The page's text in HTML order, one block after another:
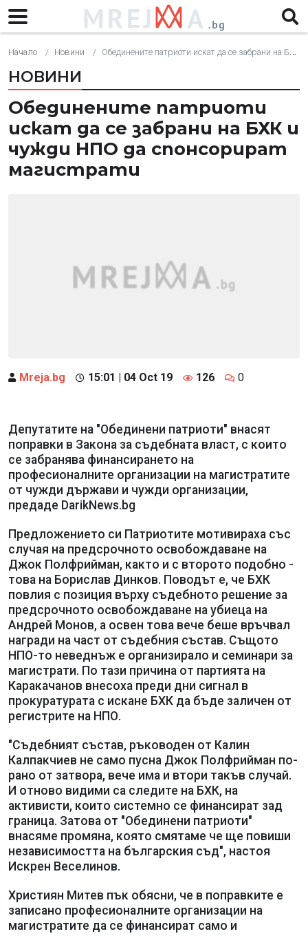
Начало Новини Обединените патриоти искат да се забрани на БХК и чужди НПО да спонсорират магистрати
НОВИНИ
Обединените патриоти
искат да се забрани на БХК и
чужди НПО да спонсорират
магистрати
Mreja.bg 15:01 | 04 Oct 19 126 0
Депутатите на "Обединени патриоти" внасят
поправки в Закона за съдебната власт, с които
се забранява финансирането на
професионалните организации на магистратите
от чужди държави и чужди организации,
предаде DarikNews.bg
Предложението си Патриотите мотивираха със
случая на предсрочното освобождаване на
Джок Полфрийман, както и с второто подобно -
това на Борислав Динков. Поводът е, че БХК
повлия с позиция върху съдебното решение за
предсрочното освобождаване на убиеца на
Андрей Монов, а освен това вече беше връчвал
награди на част от съдебния състав. Същото
НПО-то неведнъж е организирало и семинари за
магистрати. По тази причина от партията на
Каракачанов внесоха преди дни сигнал в
прокуратурата с искане БХК да бъде заличен от
регистрите на НПО.
"Съдебният състав, ръководен от Калин
Калпакчиев не само пусна Джок Полфрийман по-
рано от затвора, вече има и втори такъв случай.
И отново видими са следите на БХК, на
активисти, които системно се финансират зад
граница. Затова от "Обединени патриоти"
внасяме промяна, която смятаме че ще повиши
независимостта на българския съд", настоя
Искрен Веселинов.
Християн Митев пък обясни, че в поправките е
записано професионалните организации на
магистратите да се финансират само и